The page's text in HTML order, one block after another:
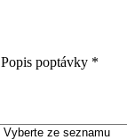
Popis poptávky *